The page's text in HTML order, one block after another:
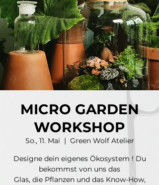
MICRO GARDEN
WORKSHOP
So., 11. Mai
  |
Green Wolf Atelier
Designe dein eigenes Ökosystem ! Du
bekommst von uns das
Glas, die Pflanzen und das Know-How,